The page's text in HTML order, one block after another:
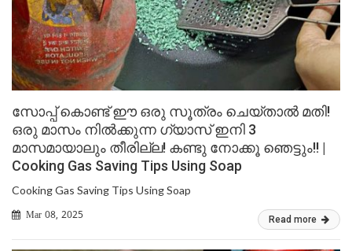
സോപ്പ് കൊണ്ട് ഈ ഒരു സൂത്രം ചെയ്താൽ മതി!
ഒരു മാസം നിൽക്കുന്ന ഗ്യാസ് ഇനി 3
മാസമായാലും തീരില്ല! കണ്ടു നോക്കൂ ഞെട്ടും!! |
Cooking Gas Saving Tips Using Soap
Cooking Gas Saving Tips Using Soap
Mar 08, 2025 Read more